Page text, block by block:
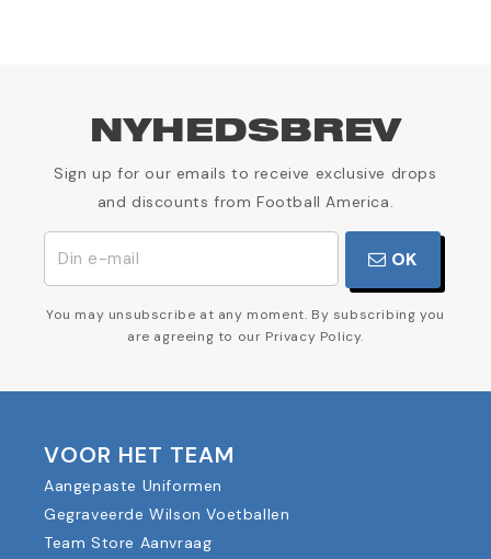
NYHEDSBREV
Sign up for our emails to receive exclusive drops
and discounts from Football America.
OK
You may unsubscribe at any moment. By subscribing you
are agreeing to our Privacy Policy.
VOOR HET TEAM
Aangepaste Uniformen
Gegraveerde Wilson Voetballen
Team Store Aanvraag